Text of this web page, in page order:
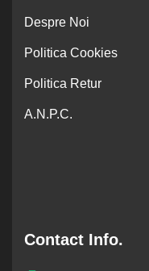
Despre Noi
Politica Cookies
Politica Retur
A.N.P.C.
Contact Info.